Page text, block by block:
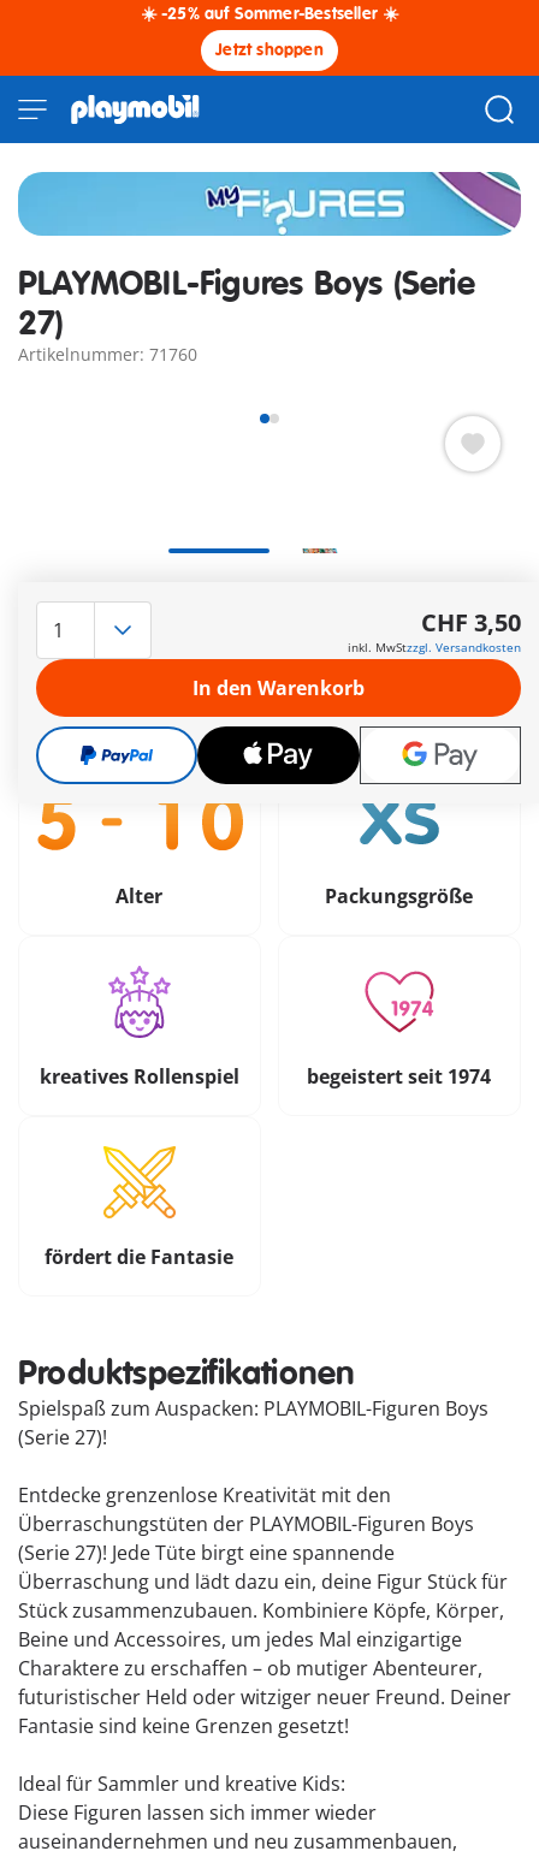
☀️ -25% auf Sommer-Bestseller ☀️
Jetzt shoppen
PLAYMOBIL-Figures Boys (Serie
27)
Artikelnummer: 71760
Versandkostenfrei ab CHF 99
CHF 3,50
inkl. MwSt
CHF 3,50
inkl. MwStzzgl. Versandkosten
In den Warenkorb
Alter Packungsgröße
kreatives Rollenspiel begeistert seit 1974
fördert die Fantasie
Produktspezifikationen
Spielspaß zum Auspacken: PLAYMOBIL-Figuren Boys
(Serie 27)!
Entdecke grenzenlose Kreativität mit den
Überraschungstüten der PLAYMOBIL-Figuren Boys
(Serie 27)! Jede Tüte birgt eine spannende
Überraschung und lädt dazu ein, deine Figur Stück für
Stück zusammenzubauen. Kombiniere Köpfe, Körper,
Beine und Accessoires, um jedes Mal einzigartige
Charaktere zu erschaffen – ob mutiger Abenteurer,
futuristischer Held oder witziger neuer Freund. Deiner
Fantasie sind keine Grenzen gesetzt!
Ideal für Sammler und kreative Kids:
Diese Figuren lassen sich immer wieder
auseinandernehmen und neu zusammenbauen,